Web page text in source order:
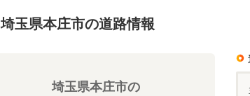
埼玉県本庄市の道路情報
埼玉県本庄市の